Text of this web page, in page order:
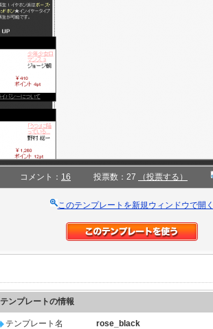
コメント： 16 投票数：27 （投票する）
このテンプレートを新規ウィンドウで開
テンプレートの情報
テンプレート名 rose_black